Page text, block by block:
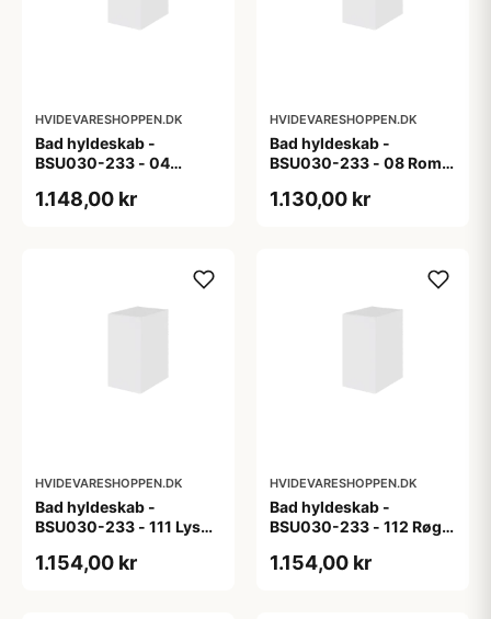
HVIDEVARESHOPPEN.DK
Bad hyldeskab -
BSU030-233 - 04
1.148,00 kr
HVIDEVARESHOPPEN.DK
Bad hyldeskab -
BSU030-233 - 08 Roma
1.130,00 kr
HVIDEVARESHOPPEN.DK
Bad hyldeskab -
BSU030-233 - 111 Lys
1.154,00 kr
HVIDEVARESHOPPEN.DK
Bad hyldeskab -
BSU030-233 - 112 Røget
1.154,00 kr